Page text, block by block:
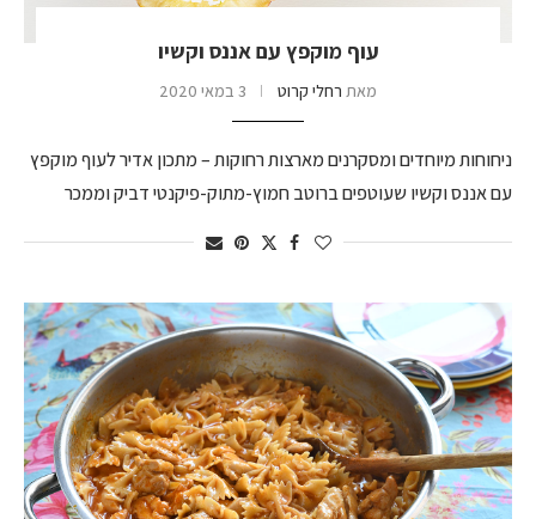
עוף מוקפץ עם אננס וקשיו
מאת רחלי קרוט 3 במאי 2020
ניחוחות מיוחדים ומסקרנים מארצות רחוקות – מתכון אדיר לעוף מוקפץ
עם אננס וקשיו שעוטפים ברוטב חמוץ-מתוק-פיקנטי דביק וממכר